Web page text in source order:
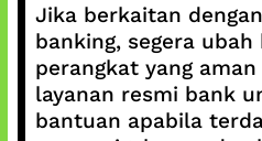
Jika berkaitan
banking, segera
perangkat yang
layanan resmi bank
bantuan apabila